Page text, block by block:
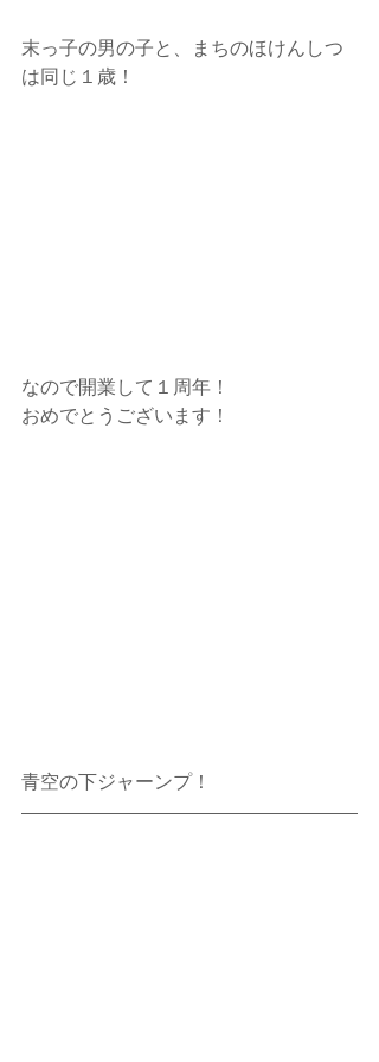
末っ子の男の子と、まちのほけんしつ
は同じ１歳！
なので開業して１周年！
おめでとうございます！
青空の下ジャーンプ！